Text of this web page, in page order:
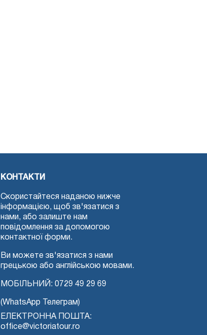
КОНТАКТИ
Скористайтеся наданою нижче
інформацією, щоб зв'язатися з
нами, або залиште нам
повідомлення за допомогою
контактної форми.
Ви можете зв'язатися з нами
грецькою або англійською мовами.
МОБІЛЬНИЙ: 0729 49 29 69
(WhatsApp Телеграм)
ЕЛЕКТРОННА ПОШТА:
office@victoriatour.ro